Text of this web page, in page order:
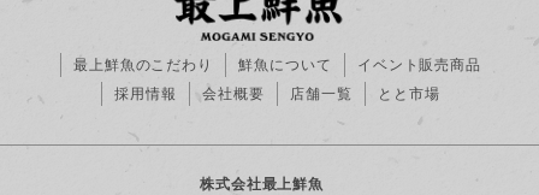
最上鮮魚のこだわり 鮮魚について
イベント販売商品
採用情報
会社概要 店舗一覧 とと市場
株式会社最上鮮魚